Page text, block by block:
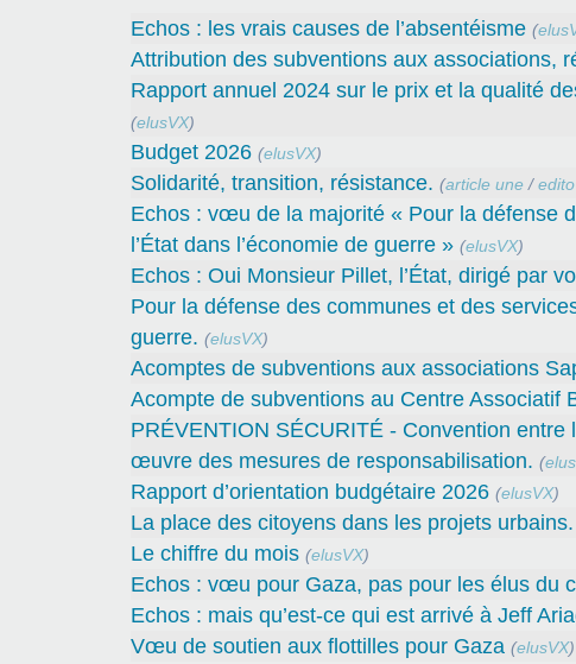
Echos : les vrais causes de l’absentéisme (
Attribution des subventions aux associations,
Rapport annuel 2024 sur le prix et la qualité
(elusVX)
Budget 2026 (elusVX)
Solidarité, transition, résistance. (article une/edito
Echos : vœu de la majorité « Pour la défense
l’État dans l’économie de guerre » (elusVX)
Echos : Oui Monsieur Pillet, l’État, dirigé par
Pour la défense des communes et des
guerre. (elusVX)
Acomptes de subventions aux associations
Acompte de subventions au Centre Associatif
PRÉVENTION SÉCURITÉ - Convention
œuvre des mesures de responsabilisation. (
Rapport d’orientation budgétaire 2026 (elusVX)
La place des citoyens dans les projets urbains.
Le chiffre du mois (elusVX)
Echos : vœu pour Gaza, pas pour les élus du
Echos : mais qu’est-ce qui est arrivé à Jeff
Vœu de soutien aux flottilles pour Gaza (elusVX)